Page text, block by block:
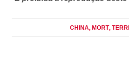
CHINA, MORT,